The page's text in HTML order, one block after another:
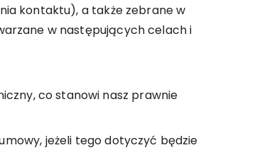
kontaktu), a także zebrane w
w następujących celach i
co stanowi nasz prawnie
jeżeli tego dotyczyć będzie